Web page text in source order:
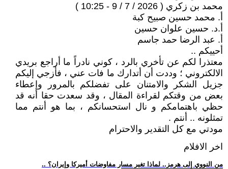
محمد بن زكري ( 2026 / 7 / 9 - 10:25 )
أ. محمد حسين صبيح كبة
أ.د. حسين علوان حسين
أ. عبد الرضا حمد جاسم
أحييكم ..
معتذرا لكم عن تأخري بالرد ، كوني نادراً ما أراجع بريدي
الالكتروني ؛ وددت أن أتدارك ما فات عني ، فأزجي إليكم
جزيل الشكر والامتنان على تفضلكم بالمرور وإعطاء
بعض من وقتكم لقراءة المقال ، وقد سعدت حقا أنه قد
حظي باهتمامكم و نال استحسانكم ، بما هو أنتم مما
تمثلونه .. أنتم .
مودتي مع كل التقدير والاحترام
اخر الافلام
.. من النووي إلى هرمز.. لماذا تغير مسار مفاوضات أميركا وإيران؟